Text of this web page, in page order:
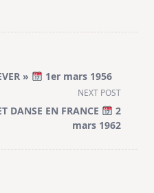
» 1er mars 1956
NEXT POST
DANSE EN FRANCE
2
mars 1962